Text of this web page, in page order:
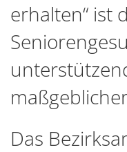
erhalten“ ist
Das